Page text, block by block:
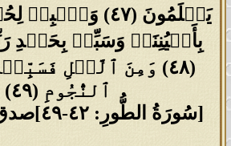
یَعۡلَمُونَ (٤٧)
بِأَعۡیُنِنَاۖ وَسَبِّحۡ بِحَمۡدِ
(٤٨) وَمِنَ ٱلَّیۡلِ
ٱلنُّجُومِ (٤٩) }
[سُورَةُ الطُّورِ: ٤٢-٤٩]صدق الله العظيم